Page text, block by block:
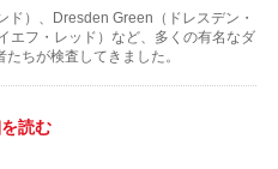
）、Dresden Green（ドレスデン・
エフ・レッド）など、多くの有名なダ
ちが検査してきました。
読む